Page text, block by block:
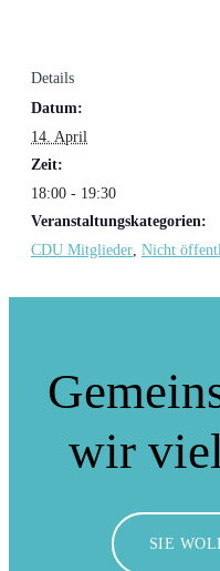
Details
Datum:
14. April
Zeit:
18:00 - 19:30
Veranstaltungskategorien:
CDU Mitglieder, Nicht
wir
SIE